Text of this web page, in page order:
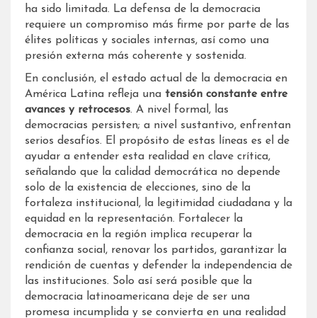
ha sido limitada. La defensa de la democracia
requiere un compromiso más firme por parte de las
élites políticas y sociales internas, así como una
presión externa más coherente y sostenida.
En conclusión, el estado actual de la democracia en
América Latina refleja una tensión constante entre
avances y retrocesos. A nivel formal, las
democracias persisten; a nivel sustantivo, enfrentan
serios desafíos. El propósito de estas líneas es el de
ayudar a entender esta realidad en clave crítica,
señalando que la calidad democrática no depende
solo de la existencia de elecciones, sino de la
fortaleza institucional, la legitimidad ciudadana y la
equidad en la representación. Fortalecer la
democracia en la región implica recuperar la
confianza social, renovar los partidos, garantizar la
rendición de cuentas y defender la independencia de
las instituciones. Solo así será posible que la
democracia latinoamericana deje de ser una
promesa incumplida y se convierta en una realidad